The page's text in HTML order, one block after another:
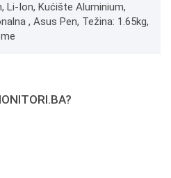
Li-Ion, Kućište Aluminium,
, Asus Pen, Težina: 1.65kg,